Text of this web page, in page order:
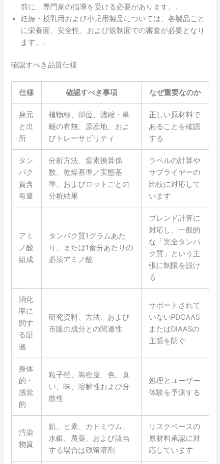
前に、専門家の指導を受ける必要があります。.
妊娠・授乳用および小児用製品については、各製品ごと
に栄養面、安全性、および規制面での審査が必要となり
ます。.
確認すべき品質仕様
仕様 確認すべき事項 なぜ重要なのか
身元
と出
所
植物種、部位、濃縮・単
離の有無、原産地、およ
びトレーサビリティ
正しい原材料で
あることを確認
する
タン
パク
質含
有量
分析方法、窒素換算係
数、乾燥基準／実態基
準、およびロットごとの
分析結果
ラベルの計算や
サプライヤーの
比較に対応して
います
アミ
ノ酸
組成
タンパク質1グラムあた
り、または1食分あたりの
必須アミノ酸
ブレンド計算に
対応し、一般的
な「完全タンパ
ク質」という主
張に制限を設け
る
消化
率に
関す
る証
拠
研究資料、方法、および
市販の成分との関連性
サポートされて
いないPDCAAS
またはDIAASの
主張を防ぐ
身体
的・
感覚
的
粒子径、嵩密度、色、臭
い、味、溶解性および分
散性
処理とユーザー
体験を予測する
汚染
物質
鉛、ヒ素、カドミウム、
水銀、農薬、および該当
する場合は残留溶剤
リスクベースの
原材料承認に対
応しています